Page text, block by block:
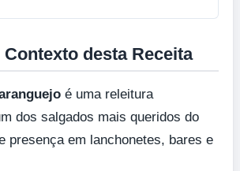
desta Receita
é uma releitura
dos salgados mais queridos do
presença em lanchonetes, bares e